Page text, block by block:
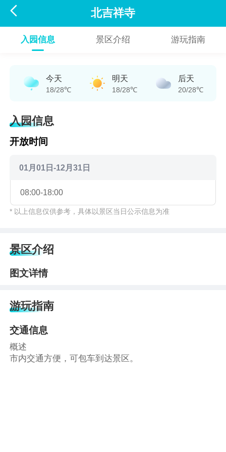
 北吉祥寺
入园信息 景区介绍 游玩指南
今天
18/28℃
明天
18/28℃
后天
20/28℃
入园信息
开放时间
01月01日-12月31日
08:00-18:00
* 以上信息仅供参考，具体以景区当日公示信息为准
景区介绍
图文详情
游玩指南
交通信息
概述
市内交通方便，可包车到达景区。